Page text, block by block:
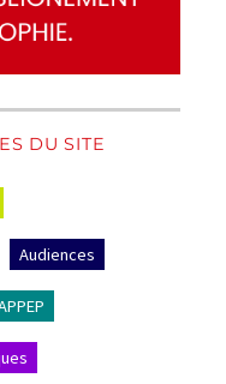
DU SITE
Audiences